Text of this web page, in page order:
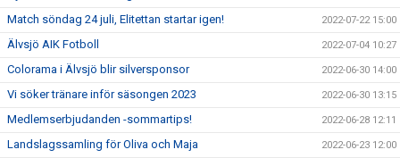
Match söndag 24 juli, Elitettan startar igen! 2022-07-22 15:00
Älvsjö AIK Fotboll 2022-07-04 10:27
Colorama i Älvsjö blir silversponsor 2022-06-30 14:00
Vi söker tränare inför säsongen 2023 2022-06-30 13:15
Medlemserbjudanden -sommartips! 2022-06-28 12:11
Landslagssamling för Oliva och Maja 2022-06-23 12:00